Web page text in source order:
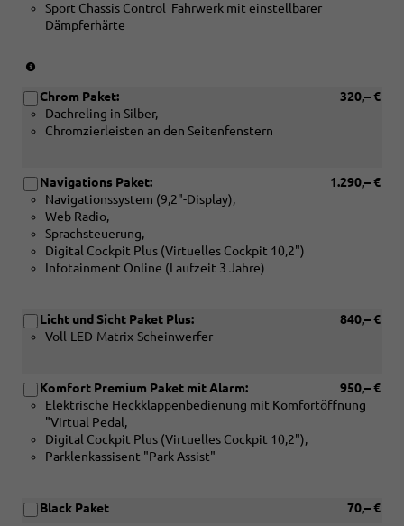
Sport Chassis Control  Fahrwerk mit einstellbarer
Dämpferhärte
Verbindung
mit:
[PYC/WJO]
Paket)
(nur
in
Verbindung
mit
[P08]
Leichtmetallfelgen
Montado
[PJR]
17
Zoll
Leichtmetallfelgen
Propus
320,– €
Chrom Paket:
Dachreling in Silber,
Chromzierleisten an den Seitenfenstern
1.290,– €
Navigations Paket:
Navigationssystem (9,2"-Display),
Web Radio,
Sprachsteuerung,
Digital Cockpit Plus (Virtuelles Cockpit 10,2")
Infotainment Online (Laufzeit 3 Jahre)
840,– €
Licht und Sicht Paket Plus:
Voll-LED-Matrix-Scheinwerfer
950,– €
Komfort Premium Paket mit Alarm:
Elektrische Heckklappenbedienung mit Komfortöffnung
"Virtual Pedal,
Digital Cockpit Plus (Virtuelles Cockpit 10,2"),
Parklenkassisent "Park Assist"
70,– €
Black Paket